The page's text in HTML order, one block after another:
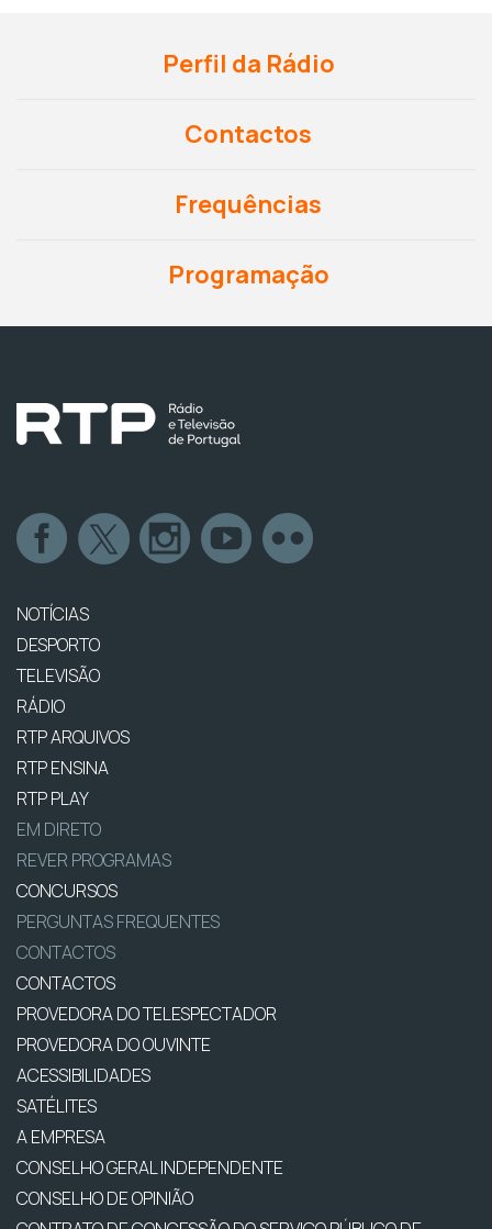
Perfil da Rádio
Contactos
Frequências
Programação
NOTÍCIAS
DESPORTO
TELEVISÃO
RÁDIO
RTP ARQUIVOS
RTP ENSINA
RTP PLAY
EM DIRETO
REVER PROGRAMAS
CONCURSOS
PERGUNTAS FREQUENTES
CONTACTOS
CONTACTOS
PROVEDORA DO TELESPECTADOR
PROVEDORA DO OUVINTE
ACESSIBILIDADES
SATÉLITES
A EMPRESA
CONSELHO GERAL INDEPENDENTE
CONSELHO DE OPINIÃO